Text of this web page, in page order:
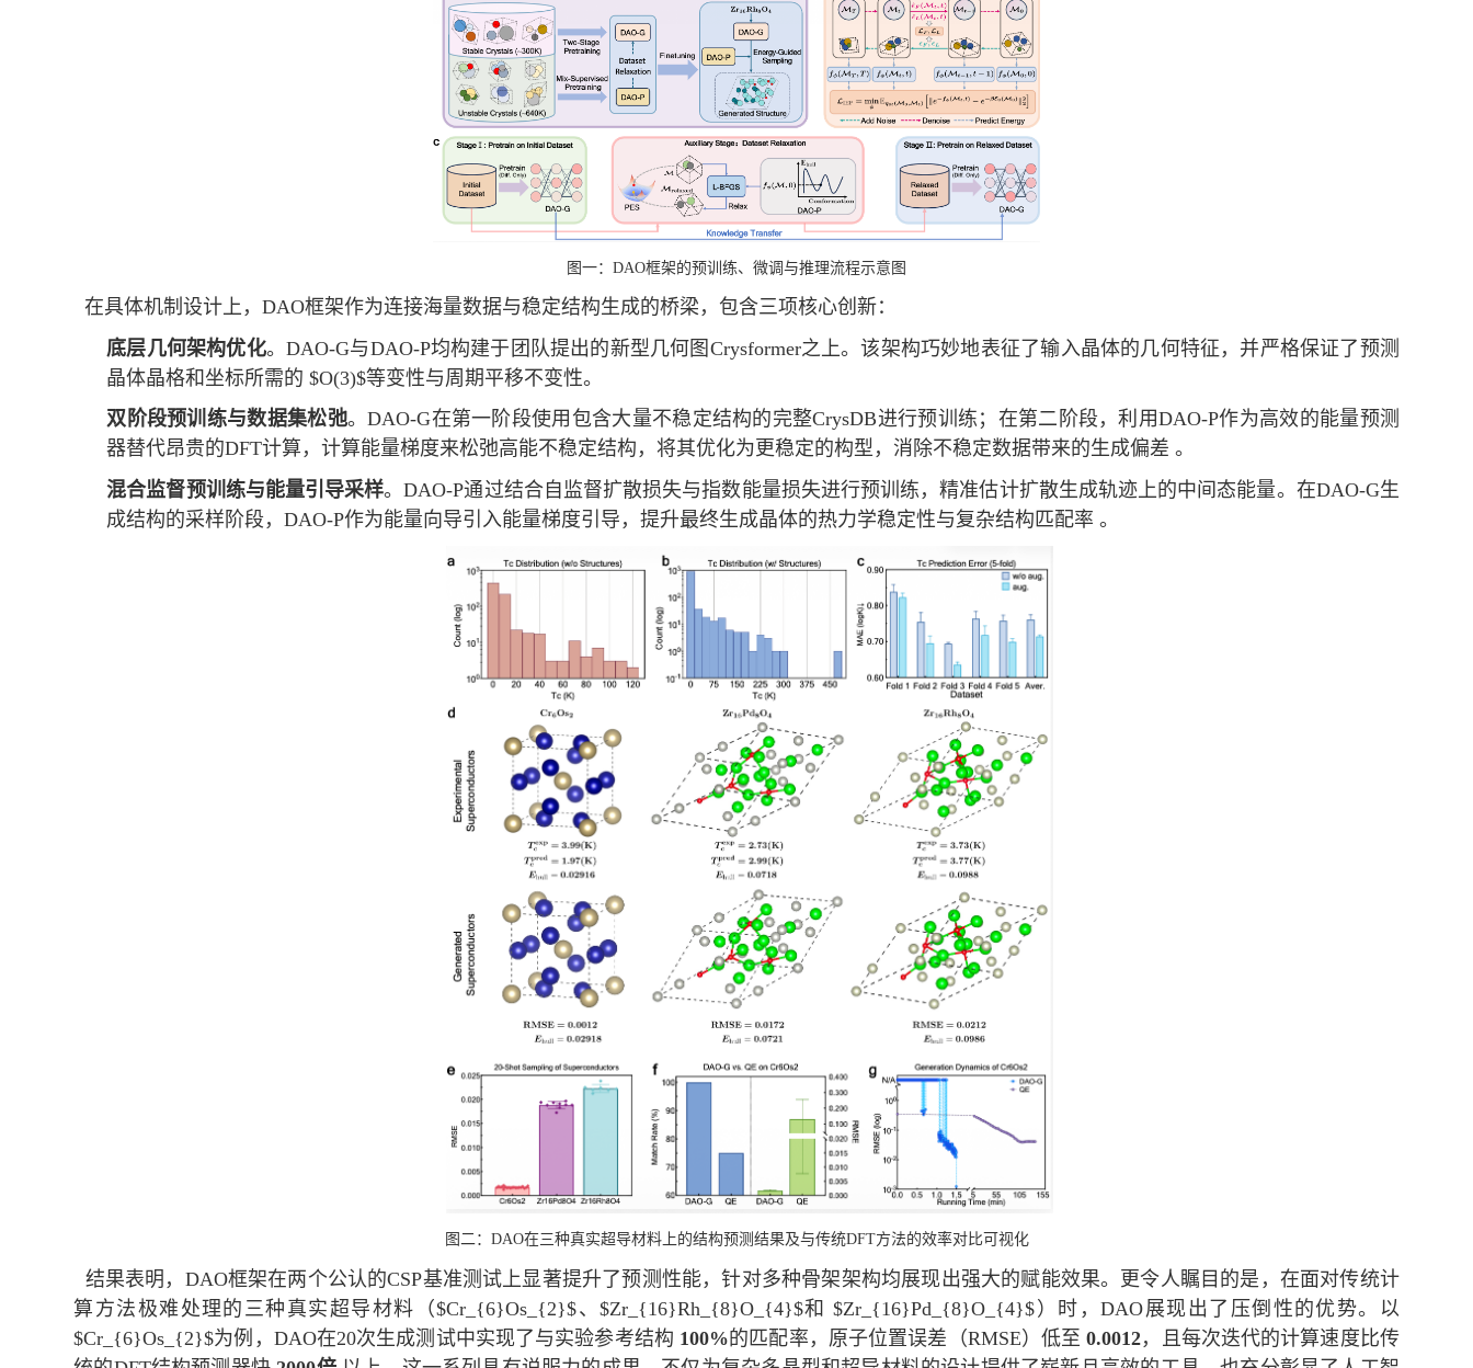
图一： DAO框架的预训练、微调与推理流程示意图
在具体机制设计上，DAO框架作为连接海量数据与稳定结构生成的桥梁，包含三项核心创新：
底层几何架构优化。DAO-G与DAO-P均构建于团队提出的新型几何图 Crysformer之上。该架构巧妙地表征了输入晶体的几何特征，并严格保证了预测
晶体晶格和坐标所需的$O(3)$等变性与周期平移不变性。
双阶段预训练与数据集松弛。DAO-G在第一阶段使用包含大量不稳定结构的完整CrysDB进行预训练；在第二阶段，利用DAO-P作为高效的能量预测
器替代昂贵的DFT计算，计算能量梯度来松弛高能不稳定结构，将其优化为更稳定的构型，消除不稳定数据带来的生成偏差 。
混合监督预训练与能量引导采样。DAO-P通过结合自监督扩散损失与指数能量损失进行预训练，精准估计扩散生成轨迹上的中间态能量。在DAO-G生
成结构的采样阶段，DAO-P作为能量向导引入能量梯度引导，提升最终生成晶体的热力学稳定性与复杂结构匹配率 。
图二： DAO在三种真实超导材料上的结构预测结果及与传统DFT方法的效率对比可视化
结果表明， DAO框架在两个公认的CSP基准测试上显著提升了预测性能，针对多种骨架架构均展现出强大的赋能效果。更令人瞩目的是，在面对传统计
算方法极难处理的三种真实超导材料（$Cr_{6}Os_{2}$、$Zr_{16}Rh_{8}O_{4}$和$Zr_{16}Pd_{8}O_{4}$）时，DAO展现出了压倒性的优势。以
$Cr_{6}Os_{2}$为例， DAO在20次生成测试中实现了与实验参考结构 100%的匹配率，原子位置误差（RMSE）低至0.0012，且每次迭代的计算速度比传